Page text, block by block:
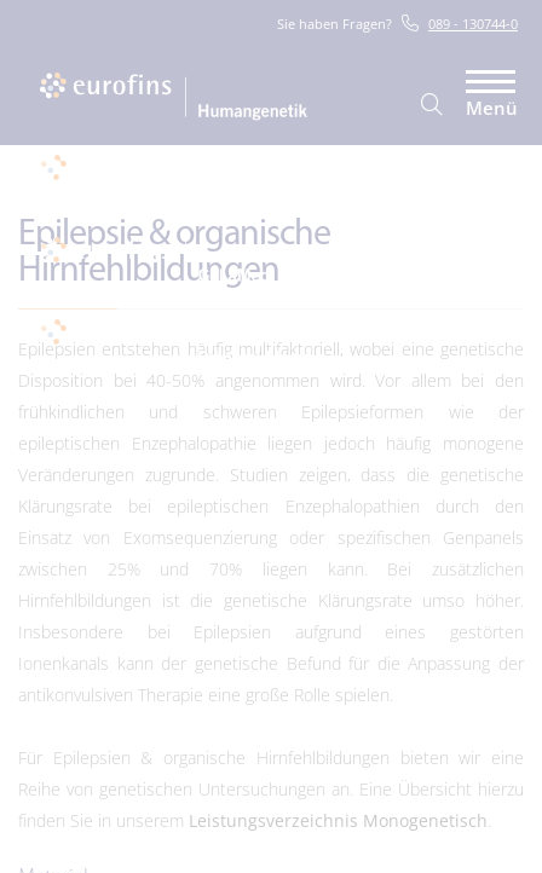
Sie haben Fragen? 089 - 130744-0
Menü
Epilepsie & organische
Hirnfehlbildungen
Epilepsien entstehen häufig multifaktoriell, wobei eine genetische
Disposition bei 40-50% angenommen wird. Vor allem bei den
frühkindlichen und schweren Epilepsieformen wie der
epileptischen Enzephalopathie liegen jedoch häufig monogene
Veränderungen zugrunde. Studien zeigen, dass die genetische
Klärungsrate bei epileptischen Enzephalopathien durch den
Einsatz von Exomsequenzierung oder spezifischen Genpanels
zwischen 25% und 70% liegen kann. Bei zusätzlichen
Hirnfehlbildungen ist die genetische Klärungsrate umso höher.
Insbesondere bei Epilepsien aufgrund eines gestörten
Ionenkanals kann der genetische Befund für die Anpassung der
antikonvulsiven Therapie eine große Rolle spielen.
Für Epilepsien & organische Hirnfehlbildungen bieten wir eine
Reihe von genetischen Untersuchungen an. Eine Übersicht hierzu
finden Sie in unserem Leistungsverzeichnis Monogenetisch.